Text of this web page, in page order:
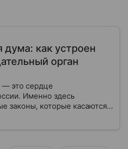
дума: как устроен
орган
— это сердце
Именно здесь
законы, которые касаются
от образования и